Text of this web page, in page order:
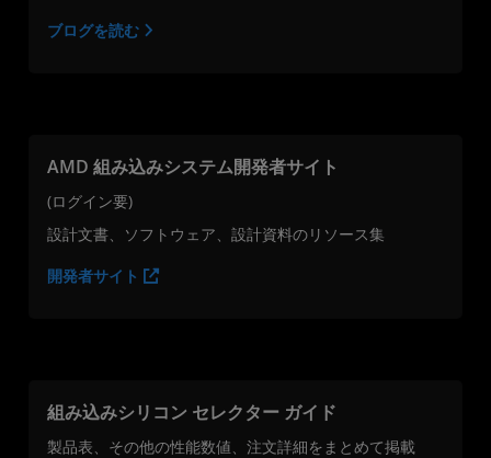
ブログを読む
AMD 組み込みシステム開発者サイト
(ログイン要)
設計文書、ソフトウェア、設計資料のリソース集
開発者サイト
組み込みシリコン セレクター ガイド
製品表、その他の性能数値、注文詳細をまとめて掲載